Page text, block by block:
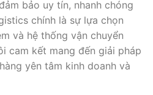
bảo uy tín, nhanh chóng
chính là sự lựa chọn
và hệ thống vận chuyển
cam kết mang đến giải pháp
yên tâm kinh doanh và